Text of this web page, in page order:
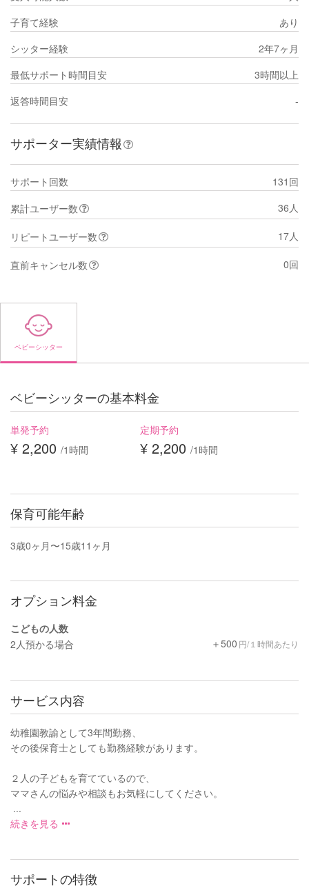
子育て経験
あり
シッター経験
2年7ヶ月
最低サポート時間目安
3時間以上
返答時間目安
-
サポーター実績情報
サポート回数
131回
累計ユーザー数
36人
リピートユーザー数 17人
直前キャンセル数 0回
ベビーシッター
ベビーシッターの基本料金
単発予約
¥ 2,200 /1時間
定期予約
¥ 2,200 /1時間
保育可能年齢
3歳0ヶ月〜15歳11ヶ月
オプション料金
こどもの人数
2人預かる場合
＋500 円/１時間あたり
サービス内容
幼稚園教諭として3年間勤務、
その後保育士としても勤務経験があります。
２人の子どもを育てているので、
ママさんの悩みや相談もお気軽にしてください。
...
続きを見る
サポートの特徴